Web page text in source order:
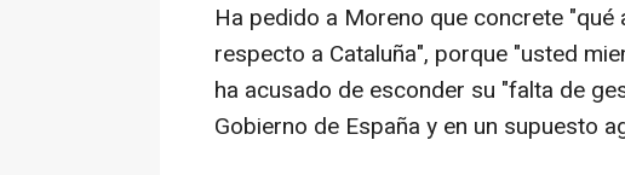
Ha pedido a Moreno que concrete "qué
respecto a Cataluña", porque "usted
ha acusado de esconder su "falta de
Gobierno de España y en un supuesto